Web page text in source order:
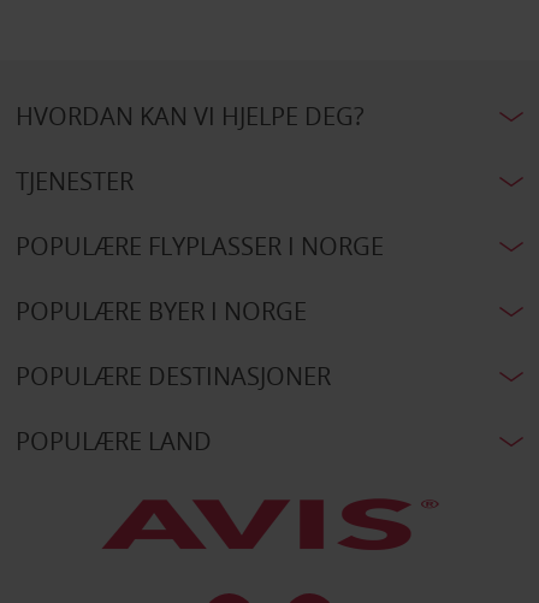
HVORDAN KAN VI HJELPE DEG?
TJENESTER
POPULÆRE FLYPLASSER I NORGE
POPULÆRE BYER I NORGE
POPULÆRE DESTINASJONER
POPULÆRE LAND